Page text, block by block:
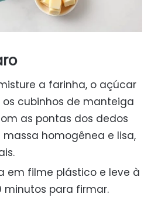
a farinha, o açúcar
os cubinhos de manteiga
as pontas dos dedos
homogênea e lisa,
em filme plástico e leve à
minutos para firmar.